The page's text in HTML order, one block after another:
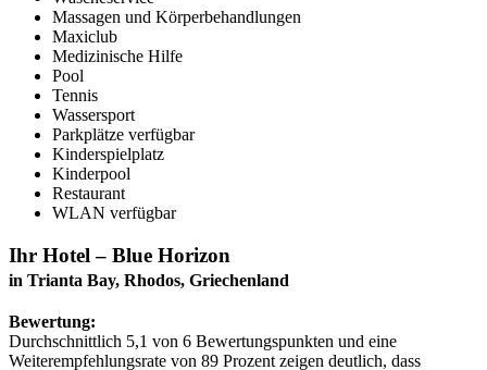
Massagen und Körperbehandlungen
Maxiclub
Medizinische Hilfe
Pool
Tennis
Wassersport
Parkplätze verfügbar
Kinderspielplatz
Kinderpool
Restaurant
WLAN verfügbar
Ihr Hotel – Blue Horizon
in Trianta Bay, Rhodos, Griechenland
Bewertung:
Durchschnittlich 5,1 von 6 Bewertungspunkten und eine
Weiterempfehlungsrate von 89 Prozent zeigen deutlich, dass